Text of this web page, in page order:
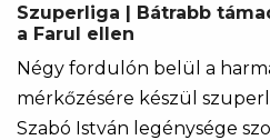
Szuperliga | Bátrabb
a Farul ellen
Négy fordulón belül a
mérkőzésére készül
Szabó István legénysége